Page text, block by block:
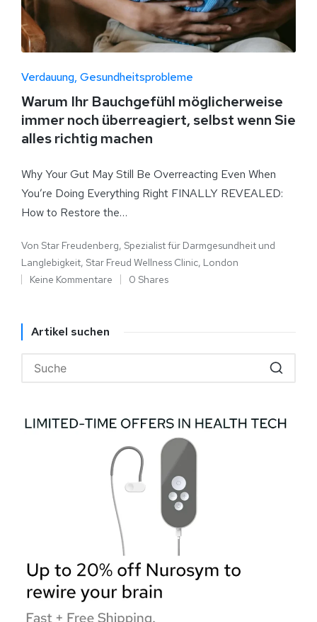
Verdauung Gesundheitsprobleme
Warum Ihr Bauchgefühl möglicherweise
immer noch überreagiert, selbst wenn Sie
alles richtig machen
Why Your Gut May Still Be Overreacting Even When
You’re Doing Everything Right FINALLY REVEALED:
How to Restore the…
Von Star Freudenberg, Spezialist für Darmgesundheit und
Langlebigkeit, Star Freud Wellness Clinic, London
Keine Kommentare
0 Shares
Artikel suchen